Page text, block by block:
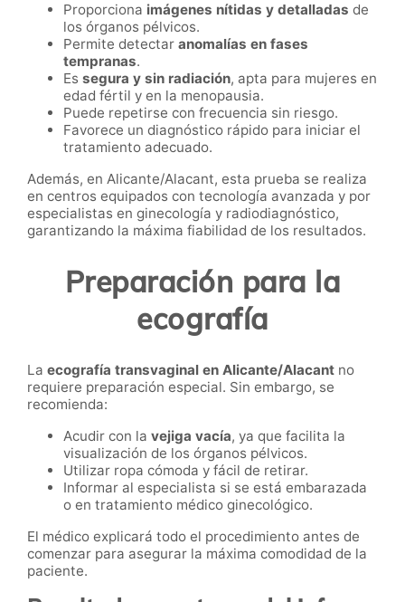
Proporciona imágenes nítidas y detalladas de
los órganos pélvicos.
Permite detectar anomalías en fases
tempranas.
Es segura y sin radiación, apta para mujeres en
edad fértil y en la menopausia.
Puede repetirse con frecuencia sin riesgo.
Favorece un diagnóstico rápido para iniciar el
tratamiento adecuado.
Además, en Alicante/Alacant, esta prueba se realiza
en centros equipados con tecnología avanzada y por
especialistas en ginecología y radiodiagnóstico,
garantizando la máxima fiabilidad de los resultados.
Preparación para la
ecografía
La ecografía transvaginal en Alicante/Alacant no
requiere preparación especial. Sin embargo, se
recomienda:
Acudir con la vejiga vacía, ya que facilita la
visualización de los órganos pélvicos.
Utilizar ropa cómoda y fácil de retirar.
Informar al especialista si se está embarazada
o en tratamiento médico ginecológico.
El médico explicará todo el procedimiento antes de
comenzar para asegurar la máxima comodidad de la
paciente.